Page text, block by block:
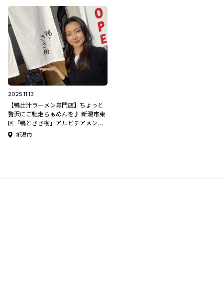
2025.11.13
【鴨出汁ラーメン専門店】ちょっと
贅沢にご馳走らぁめんを♪ 新潟市東
区「鴨とささ樹」アルビチアメンバ
ーがいく♪新潟おすすめスポット！
新潟市